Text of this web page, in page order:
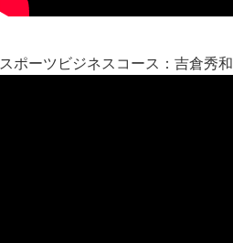
スポーツビジネスコース：吉倉秀